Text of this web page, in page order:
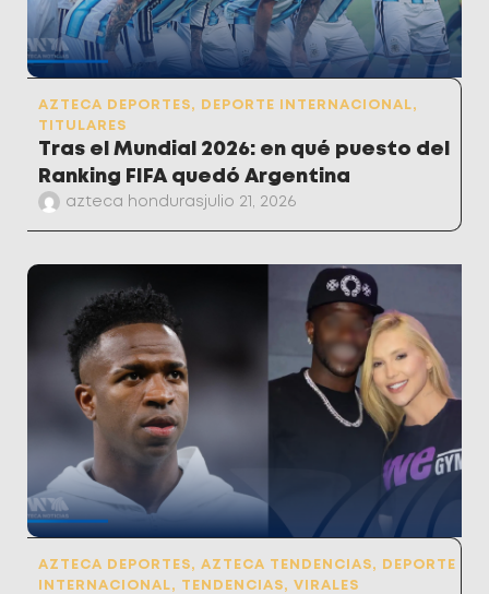
AZTECA DEPORTES, DEPORTE INTERNACIONAL,
TITULARES
Tras el Mundial 2026: en qué puesto del
Ranking FIFA quedó Argentina
azteca hondurasjulio 21, 2026
AZTECA DEPORTES, AZTECA TENDENCIAS,
DEPORTE
INTERNACIONAL, TENDENCIAS, VIRALES